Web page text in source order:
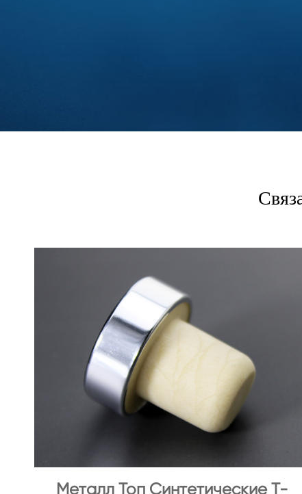
Металл Топ Синтетические Т-